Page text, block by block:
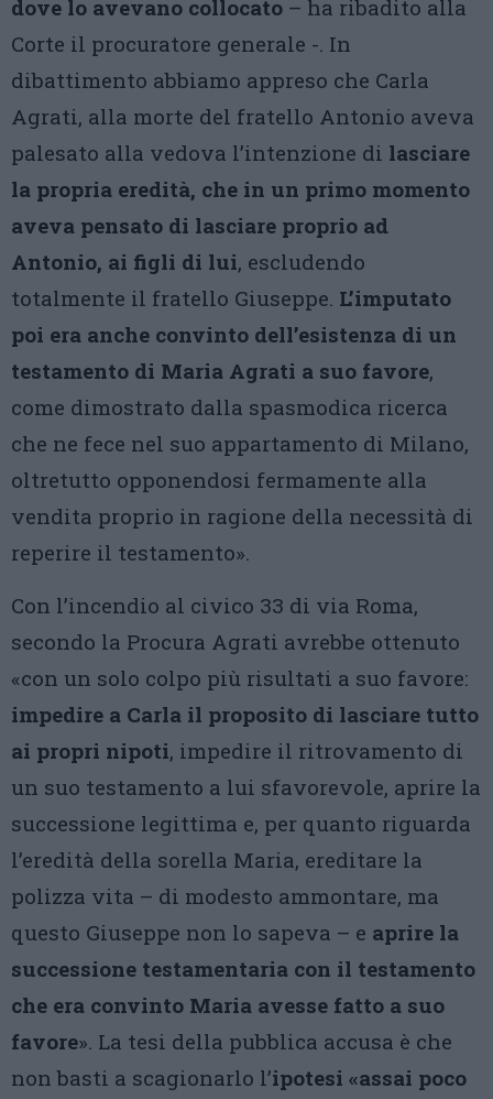
dove lo avevano collocato – ha ribadito alla
Corte il procuratore generale -. In
dibattimento abbiamo appreso che Carla
Agrati, alla morte del fratello Antonio aveva
palesato alla vedova l’intenzione di lasciare
la propria eredità, che in un primo momento
aveva pensato di lasciare proprio ad
Antonio, ai figli di lui, escludendo
totalmente il fratello Giuseppe. L’imputato
poi era anche convinto dell’esistenza di un
testamento di Maria Agrati a suo favore,
come dimostrato dalla spasmodica ricerca
che ne fece nel suo appartamento di Milano,
oltretutto opponendosi fermamente alla
vendita proprio in ragione della necessità di
reperire il testamento».
Con l’incendio al civico 33 di via Roma,
secondo la Procura Agrati avrebbe ottenuto
«con un solo colpo più risultati a suo favore:
impedire a Carla il proposito di lasciare tutto
ai propri nipoti, impedire il ritrovamento di
un suo testamento a lui sfavorevole, aprire la
successione legittima e, per quanto riguarda
l’eredità della sorella Maria, ereditare la
polizza vita – di modesto ammontare, ma
questo Giuseppe non lo sapeva – e aprire la
successione testamentaria con il testamento
che era convinto Maria avesse fatto a suo
favore». La tesi della pubblica accusa è che
non basti a scagionarlo l’ipotesi «assai poco